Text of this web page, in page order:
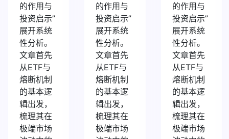
的作用与
投资启示”
展开系统
性分析。
文章首先
从ETF与
熔断机制
的基本逻
辑出发，
梳理其在
极端市场
的作用与
投资启示”
展开系统
性分析。
文章首先
从ETF与
熔断机制
的基本逻
辑出发，
梳理其在
极端市场
的作用与
投资启示”
展开系统
性分析。
文章首先
从ETF与
熔断机制
的基本逻
辑出发，
梳理其在
极端市场